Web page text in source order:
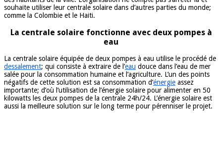
souhaite utiliser leur centrale solaire dans d’autres parties du monde;
comme la Colombie et le Haiti.
La centrale solaire fonctionne avec deux pompes à
eau
La centrale solaire équipée de deux pompes à eau utilise le procédé de
dessalement; qui consiste à extraire de l’eau douce dans l’eau de mer
salée pour la consommation humaine et l’agriculture. L’un des points
négatifs de cette solution est sa consommation d’énergie assez
importante; d’où l’utilisation de l’énergie solaire pour alimenter en 50
kilowatts les deux pompes de la centrale 24h/24. L’énergie solaire est
aussi la meilleure solution sur le long terme pour pérenniser le projet.